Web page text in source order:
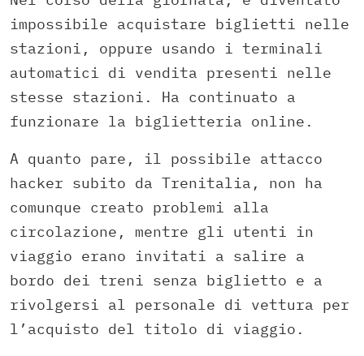
impossibile acquistare biglietti nelle
stazioni, oppure usando i terminali
automatici di vendita presenti nelle
stesse stazioni. Ha continuato a
funzionare la biglietteria online.
A quanto pare, il possibile attacco
hacker subito da Trenitalia, non ha
comunque creato problemi alla
circolazione, mentre gli utenti in
viaggio erano invitati a salire a
bordo dei treni senza biglietto e a
rivolgersi al personale di vettura per
l’acquisto del titolo di viaggio.